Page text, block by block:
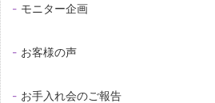
モニター企画
お客様の声
お手入れ会のご報告